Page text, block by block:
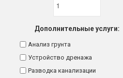
Дополнительные услуги:
Анализ грунта
Устройство дренажа
Разводка канализации